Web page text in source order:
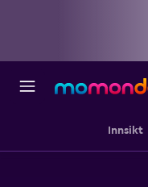
Innsikt